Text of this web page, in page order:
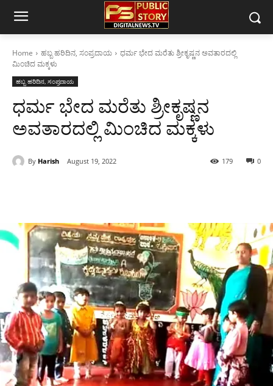
Home ಹಬ್ಬ ಹರಿದಿನ, ಸಂಪ್ರದಾಯ
ಧರ್ಮ ಭೇದ ಮರೆತು ಶ್ರೀಕೃಷ್ಣನ ಅವತಾರದಲ್ಲಿ
ಮಿಂಚಿದ ಮಕ್ಕಳು
ಹಬ್ಬ ಹರಿದಿನ, ಸಂಪ್ರದಾಯ
ಧರ್ಮ ಭೇದ ಮರೆತು ಶ್ರೀಕೃಷ್ಣನ
ಅವತಾರದಲ್ಲಿ ಮಿಂಚಿದ ಮಕ್ಕಳು
By Harish August 19, 2022 0
179